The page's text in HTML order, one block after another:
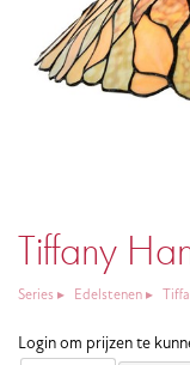
Tiffany
Series Edelstenen
Login om prijzen te